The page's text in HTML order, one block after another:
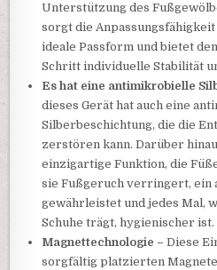
Unterstützung des
sorgt die
ideale Passform und bietet
Schritt individuelle Stabilität
Es hat eine antimikrobielle
dieses Gerät hat auch eine
Silberbeschichtung, die die
zerstören kann. Darüber
einzigartige Funktion, die
sie Fußgeruch verringert, ein
gewährleistet und jedes Mal,
Schuhe trägt, hygienischer ist.
Magnettechnologie – Diese
sorgfältig platzierten